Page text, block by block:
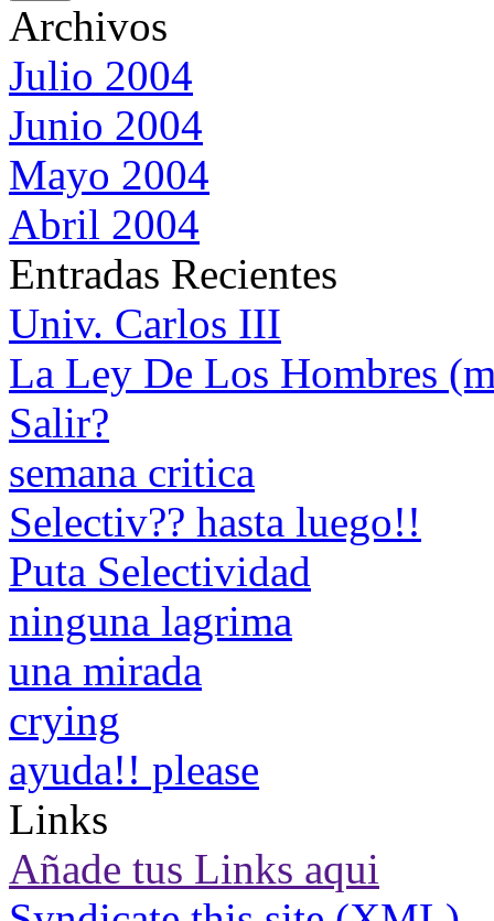
Archivos
Julio 2004
Junio 2004
Mayo 2004
Abril 2004
Entradas Recientes
Univ. Carlos III
La Ley De Los Hombres
Salir?
semana critica
Selectiv?? hasta luego!!
Puta Selectividad
ninguna lagrima
una mirada
crying
ayuda!! please
Links
Añade tus Links aqui